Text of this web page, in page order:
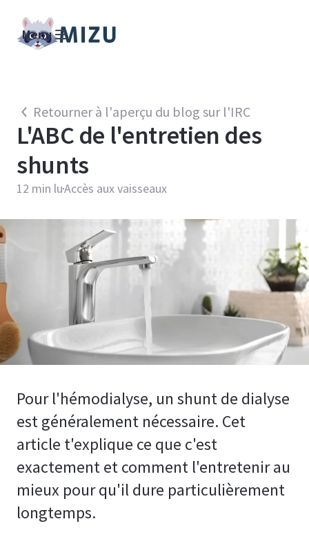
Menu
Retourner à l'aperçu du blog sur l'IRC
L'ABC de l'entretien des
shunts
12 min luAccès aux vaisseaux
Pour l'hémodialyse, un shunt de dialyse
est généralement nécessaire. Cet
article t'explique ce que c'est
exactement et comment l'entretenir au
mieux pour qu'il dure particulièrement
longtemps.